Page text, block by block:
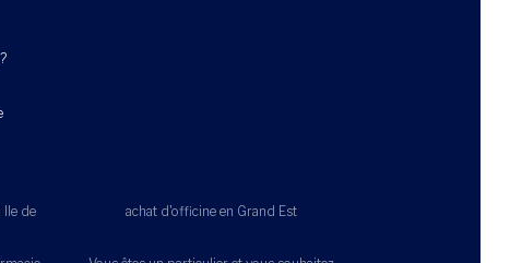
Ile de
achat d'officine en Grand Est